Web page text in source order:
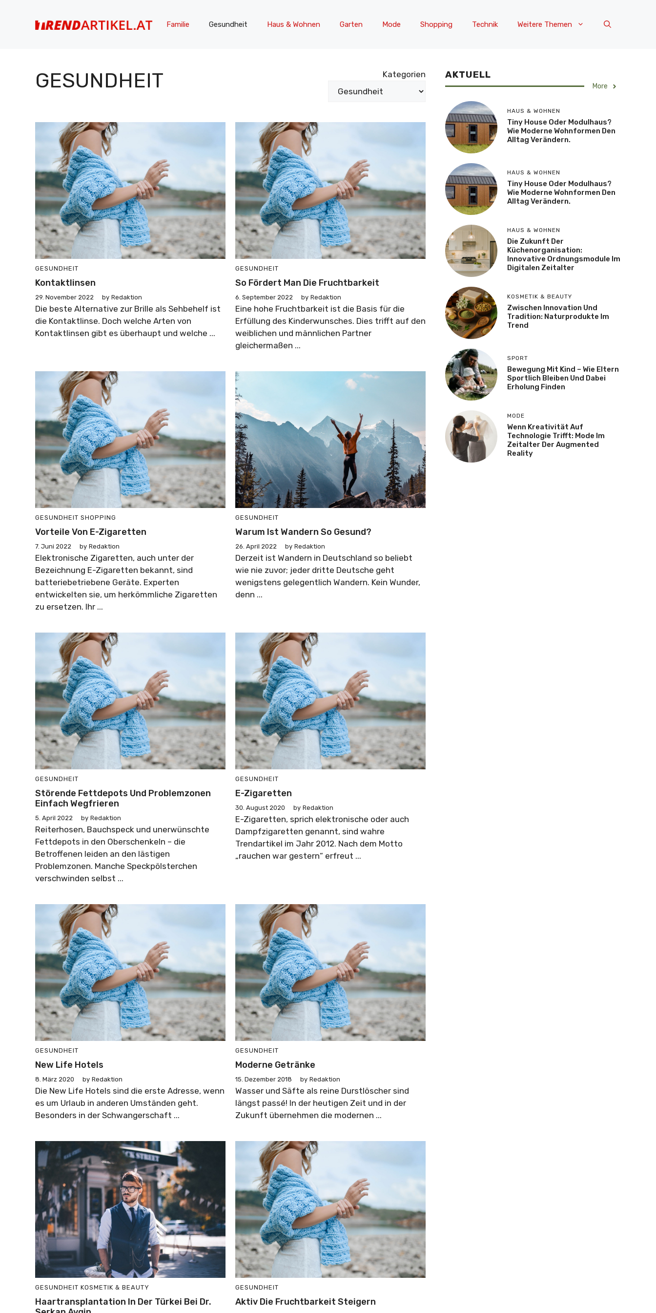
Familie Gesundheit Haus & Wohnen Garten Mode Shopping Technik Weitere Themen
GESUNDHEIT Kategorien
GESUNDHEIT
Kontaktlinsen
29. November 2022 by Redaktion
Die beste Alternative zur Brille als Sehbehelf ist
die Kontaktlinse. Doch welche Arten von
Kontaktlinsen gibt es überhaupt und welche ...
GESUNDHEIT
So Fördert Man Die Fruchtbarkeit
6. September 2022 by Redaktion
Eine hohe Fruchtbarkeit ist die Basis für die
Erfüllung des Kinderwunsches. Dies trifft auf den
weiblichen und männlichen Partner
gleichermaßen ...
GESUNDHEIT SHOPPING
Vorteile Von E-Zigaretten
7. Juni 2022 by Redaktion
Elektronische Zigaretten, auch unter der
Bezeichnung E-Zigaretten bekannt, sind
batteriebetriebene Geräte. Experten
entwickelten sie, um herkömmliche Zigaretten
zu ersetzen. Ihr ...
GESUNDHEIT
Warum Ist Wandern So Gesund?
26. April 2022 by Redaktion
Derzeit ist Wandern in Deutschland so beliebt
wie nie zuvor; jeder dritte Deutsche geht
wenigstens gelegentlich Wandern. Kein Wunder,
denn ...
GESUNDHEIT
Störende Fettdepots Und Problemzonen
Einfach Wegfrieren
5. April 2022 by Redaktion
Reiterhosen, Bauchspeck und unerwünschte
Fettdepots in den Oberschenkeln – die
Betroffenen leiden an den lästigen
Problemzonen. Manche Speckpölsterchen
verschwinden selbst ...
GESUNDHEIT
E-Zigaretten
30. August 2020 by Redaktion
E-Zigaretten, sprich elektronische oder auch
Dampfzigaretten genannt, sind wahre
Trendartikel im Jahr 2012. Nach dem Motto
„rauchen war gestern“ erfreut ...
GESUNDHEIT
New Life Hotels
8. März 2020 by Redaktion
Die New Life Hotels sind die erste Adresse, wenn
es um Urlaub in anderen Umständen geht.
Besonders in der Schwangerschaft ...
GESUNDHEIT
Moderne Getränke
15. Dezember 2018 by Redaktion
Wasser und Säfte als reine Durstlöscher sind
längst passé! In der heutigen Zeit und in der
Zukunft übernehmen die modernen ...
GESUNDHEIT KOSMETIK & BEAUTY
Haartransplantation In Der Türkei Bei Dr.
GESUNDHEIT
Aktiv Die Fruchtbarkeit Steigern
AKTUELL
More
HAUS & WOHNEN
Tiny House Oder Modulhaus?
Wie Moderne Wohnformen Den
Alltag Verändern.
HAUS & WOHNEN
Tiny House Oder Modulhaus?
Wie Moderne Wohnformen Den
Alltag Verändern.
HAUS & WOHNEN
Die Zukunft Der
Küchenorganisation:
Innovative Ordnungsmodule Im
Digitalen Zeitalter
KOSMETIK & BEAUTY
Zwischen Innovation Und
Tradition: Naturprodukte Im
Trend
SPORT
Bewegung Mit Kind – Wie Eltern
Sportlich Bleiben Und Dabei
Erholung Finden
MODE
Wenn Kreativität Auf
Technologie Trifft: Mode Im
Zeitalter Der Augmented
Reality